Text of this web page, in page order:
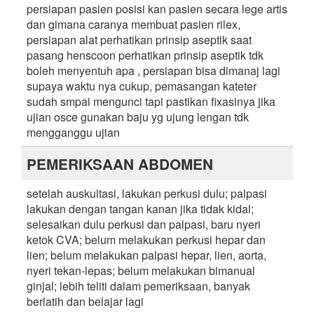
persiapan pasien posisi kan pasien secara lege artis
dan gimana caranya membuat pasien rilex,
persiapan alat perhatikan prinsip aseptik saat
pasang henscoon perhatikan prinsip aseptik tdk
boleh menyentuh apa , persiapan bisa dimanaj lagi
supaya waktu nya cukup, pemasangan kateter
sudah smpai mengunci tapi pastikan fixasinya jika
ujian osce gunakan baju yg ujung lengan tdk
mengganggu ujian
PEMERIKSAAN ABDOMEN
setelah auskultasi, lakukan perkusi dulu; palpasi
lakukan dengan tangan kanan jika tidak kidal;
selesaikan dulu perkusi dan palpasi, baru nyeri
ketok CVA; belum melakukan perkusi hepar dan
lien; belum melakukan palpasi hepar, lien, aorta,
nyeri tekan-lepas; belum melakukan bimanual
ginjal; lebih teliti dalam pemeriksaan, banyak
berlatih dan belajar lagi